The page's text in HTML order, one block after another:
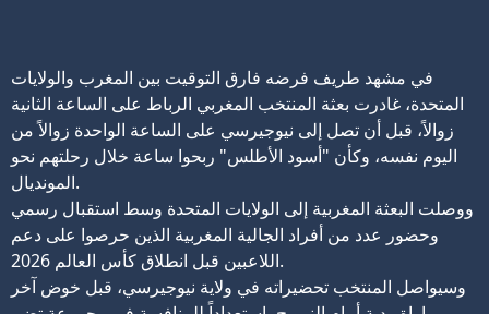
في مشهد طريف فرضه فارق التوقيت بين المغرب والولايات
المتحدة، غادرت بعثة المنتخب المغربي الرباط على الساعة الثانية
زوالاً، قبل أن تصل إلى نيوجيرسي على الساعة الواحدة زوالاً من
اليوم نفسه، وكأن "أسود الأطلس" ربحوا ساعة خلال رحلتهم نحو
المونديال.
ووصلت البعثة المغربية إلى الولايات المتحدة وسط استقبال رسمي
وحضور عدد من أفراد الجالية المغربية الذين حرصوا على دعم
اللاعبين قبل انطلاق كأس العالم 2026.
وسيواصل المنتخب تحضيراته في ولاية نيوجيرسي، قبل خوض آخر